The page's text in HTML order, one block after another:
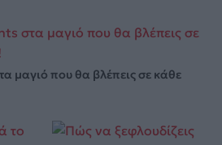
μαγιό που θα βλέπεις σε κάθε